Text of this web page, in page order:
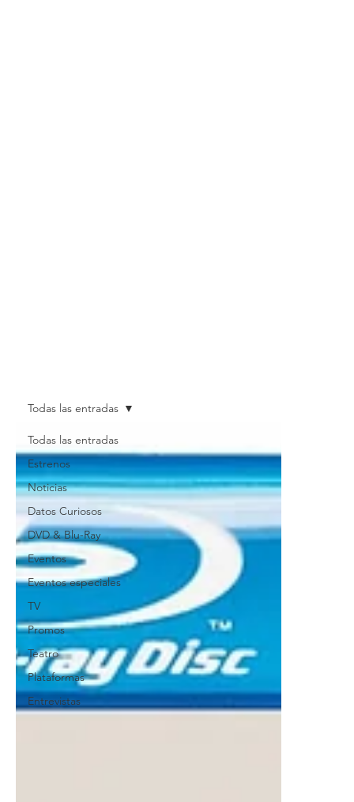
Todas las entradas
Estrenos
Noticias
Datos Curiosos
DVD & Blu-Ray
Eventos
Eventos especiales
TV
Promos
Teatro
Plataformas
Entrevistas
Todas las entradas